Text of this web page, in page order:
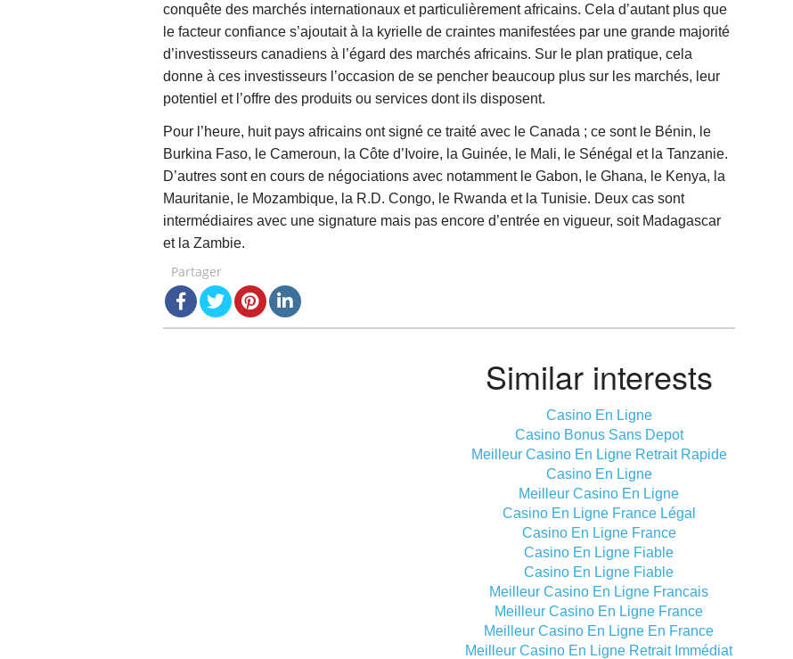
conquête des marchés internationaux et particulièrement africains. Cela d’autant plus que
le facteur confiance s’ajoutait à la kyrielle de craintes manifestées par une grande majorité
d’investisseurs canadiens à l’égard des marchés africains. Sur le plan pratique, cela
donne à ces investisseurs l’occasion de se pencher beaucoup plus sur les marchés, leur
potentiel et l’offre des produits ou services dont ils disposent.
Pour l’heure, huit pays africains ont signé ce traité avec le Canada ; ce sont le Bénin, le
Burkina Faso, le Cameroun, la Côte d’Ivoire, la Guinée, le Mali, le Sénégal et la Tanzanie.
D’autres sont en cours de négociations avec notamment le Gabon, le Ghana, le Kenya, la
Mauritanie, le Mozambique, la R.D. Congo, le Rwanda et la Tunisie. Deux cas sont
intermédiaires avec une signature mais pas encore d’entrée en vigueur, soit Madagascar
et la Zambie.
Partager
Similar interests
Casino En Ligne
Casino Bonus Sans Depot
Meilleur Casino En Ligne Retrait Rapide
Casino En Ligne
Meilleur Casino En Ligne
Casino En Ligne France Légal
Casino En Ligne France
Casino En Ligne Fiable
Casino En Ligne Fiable
Meilleur Casino En Ligne Francais
Meilleur Casino En Ligne France
Meilleur Casino En Ligne En France
Meilleur Casino En Ligne Retrait Immédiat